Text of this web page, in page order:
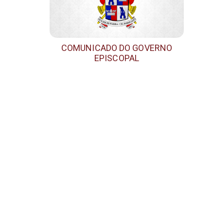
COMUNICADO DO GOVERNO
EPISCOPAL